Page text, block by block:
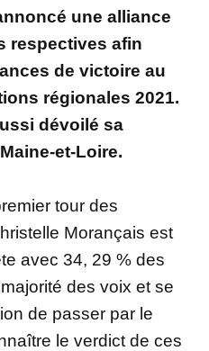
une alliance
respectives afin
de victoire au
régionales 2021.
dévoilé sa
et-Loire.
tour des
Morançais est
avec 34, 29 % des
des voix et se
de passer par le
le verdict de ces